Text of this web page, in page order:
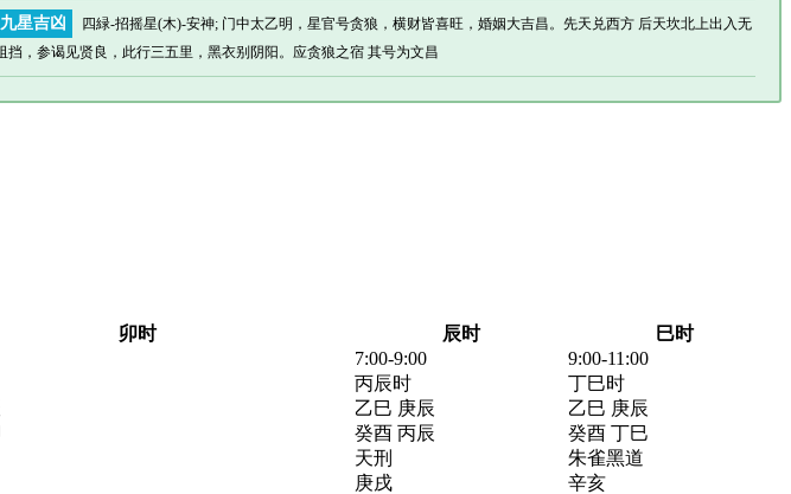
九星吉凶
四緑-招摇星(木)-安神; 门中太乙明，星官号贪狼，横财皆喜旺，婚姻大吉昌。先天兑西方 后天坎北上出入无
挡，参谒见贤良，此行三五里，黑衣别阴阳。应贪狼之宿 其号为文昌
卯时 辰时
巳时
7:00-9:00
9:00-11:00
丙辰时
丁巳时
乙巳 庚辰
癸酉 丙辰
乙巳 庚辰
癸酉 丁巳
天刑
朱雀黑道
庚戌
辛亥